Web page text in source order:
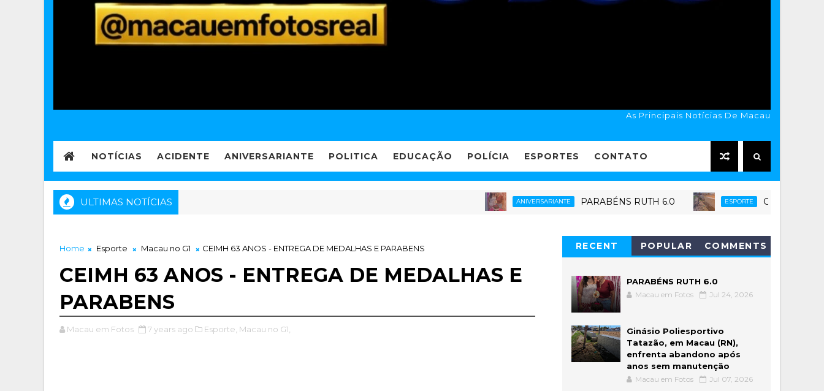
As Principais Notícias De Macau
NOTÍCIAS ACIDENTE ANIVERSARIANTE POLITICA EDUCAÇÃO POLÍCIA ESPORTES CONTATO
ULTIMAS NOTÍCIAS ANIVERSARIANTE PARABÉNS RUTH 6.0 ESPORTE Ginásio Poliesportivo
Home Esporte Macau no G1 CEIMH 63 ANOS - ENTREGA DE MEDALHAS E PARABENS
CEIMH 63 ANOS - ENTREGA DE MEDALHAS E
PARABENS
Macau em Fotos 7 years ago Esporte, Macau no G1,
RECENT POPULAR COMMENTS
PARABÉNS RUTH 6.0
Macau em Fotos Jul 24, 2026
Ginásio Poliesportivo
Tatazão, em Macau (RN),
enfrenta abandono após
anos sem manutenção
Macau em Fotos Jul 07, 2026